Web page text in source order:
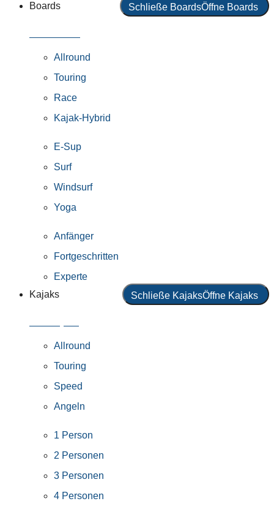
Boards Schließe BoardsÖffne Boards
Allround
Touring
Race
Kajak-Hybrid
E-Sup
Surf
Windsurf
Yoga
Anfänger
Fortgeschritten
Experte
Kajaks
Schließe KajaksÖffne Kajaks
Allround
Touring
Speed
Angeln
1 Person
2 Personen
3 Personen
4 Personen